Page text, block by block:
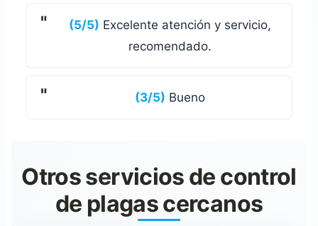
(5/5) Excelente atención y servicio,
recomendado.
(3/5) Bueno
Otros servicios de control
de plagas cercanos